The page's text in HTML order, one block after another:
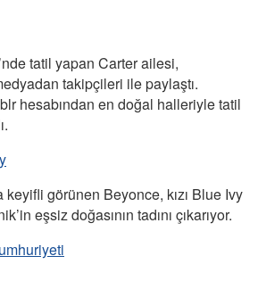
tatil yapan Carter ailesi,
takipçileri ile paylaştı.
hesabından en doğal halleriyle tatil
görünen Beyonce, kızı Blue Ivy
eşsiz doğasının tadını çıkarıyor.